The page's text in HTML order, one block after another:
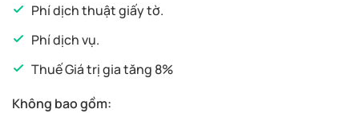
Nếu là người làm tự do:
Sơ yếu lý lịch có xác nhận nêu rõ công việc
và thu nhập
Phí dịch thuật giấy tờ.
Phí dịch vụ.
Thuế Giá trị gia tăng 8%
Không bao gồm: